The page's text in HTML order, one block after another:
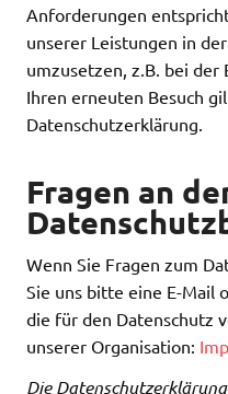
Anforderungen
unserer Leistungen in
umzusetzen, z.B. bei der
Ihren erneuten Besuch
Datenschutzerklärung.
Fragen an
Wenn Sie Fragen zum
Sie uns bitte eine E-Mail
die für den Datenschutz
unserer Organisation:
Die